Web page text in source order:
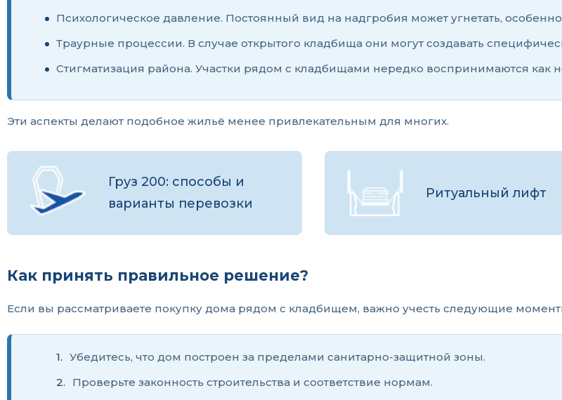
Психологическое давление. Постоянный вид на надгробия может угнетать,
Траурные процессии. В случае открытого кладбища они могут создавать
Стигматизация района. Участки рядом с кладбищами нередко воспринимаются как
Эти аспекты делают подобное жильё менее привлекательным для многих.
Груз 200: способы и
варианты перевозки
Ритуальный лифт
Как принять правильное решение?
Если вы рассматриваете покупку дома рядом с кладбищем, важно учесть следующие
Убедитесь, что дом построен за пределами санитарно-защитной зоны.
Проверьте законность строительства и соответствие нормам.